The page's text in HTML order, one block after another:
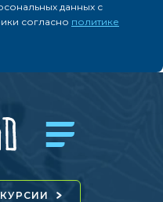
данных с
согласно политике